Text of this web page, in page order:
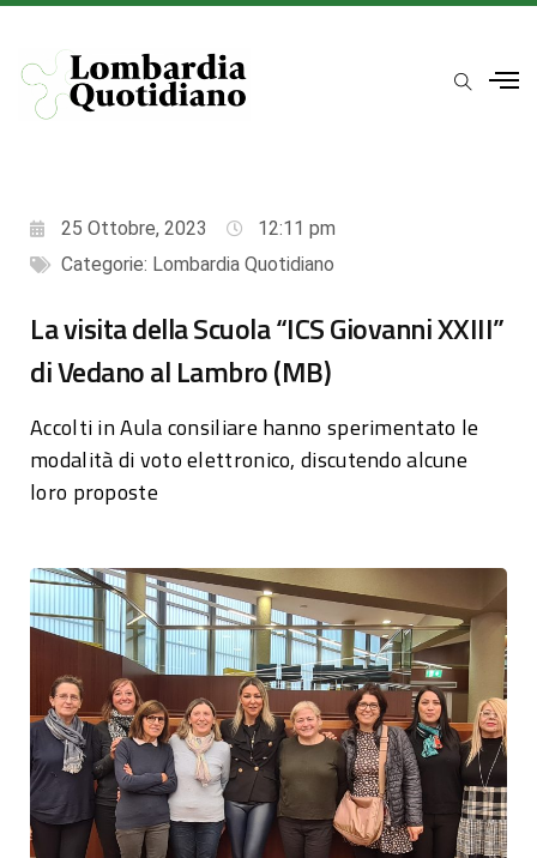
25 Ottobre, 2023
12:11 pm
Categorie: Lombardia Quotidiano
La visita della Scuola “ICS Giovanni XXIII”
di Vedano al Lambro (MB)
Accolti in Aula consiliare hanno sperimentato le
modalità di voto elettronico, discutendo alcune
loro proposte